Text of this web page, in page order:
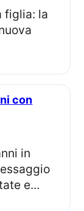
figlia: la
e...